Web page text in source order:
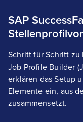
SAP
Schritt für Schritt
Job Profile Builder
erklären das Setup
Elemente ein, aus
zusammensetzt.